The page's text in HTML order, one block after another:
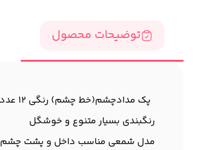
توضیحات محصول
رنگبندی بسیار متنوع و خوشگل
مدل شمعی مناسب داخل و پشت چشم